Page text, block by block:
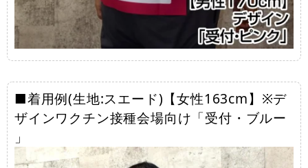
■着用例(生地:スエード)【女性163cm】※デ
ザインワクチン接種会場向け「受付・ブルー
」